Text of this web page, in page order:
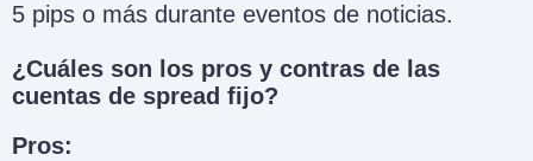
5 pips o más durante eventos de noticias.
¿Cuáles son los pros y contras de las
cuentas de spread fijo?
Pros: